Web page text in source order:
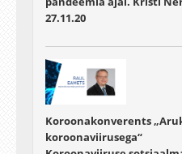
27.11.20
Koroonakonverents
koroonaviirusega“